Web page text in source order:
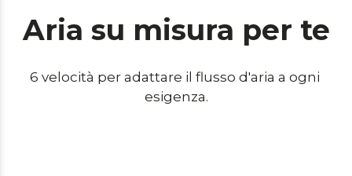
Aria su misura per te
6 velocità per adattare il flusso d'aria a ogni
esigenza.